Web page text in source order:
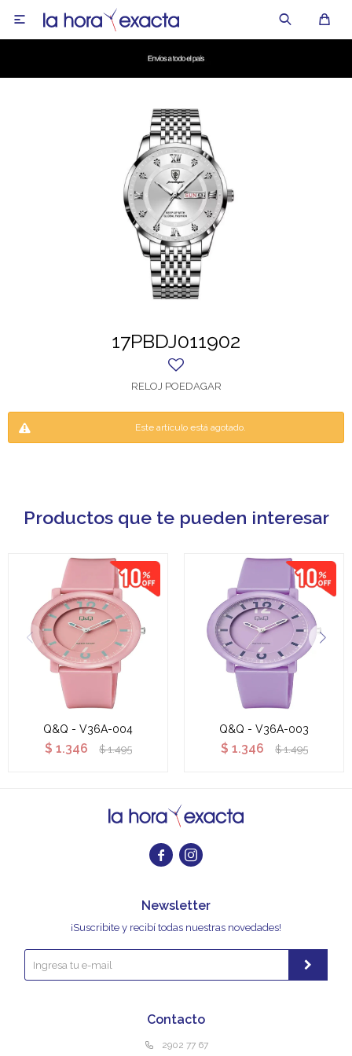

17PBDJ011902
RELOJ POEDAGAR
Este artículo está agotado.
Productos que te pueden interesar
Q&Q - V36A-004
$ 1.346 $ 1.495
Q&Q - V36A-003
$ 1.346 $ 1.495
 
Contacto
2902 77 67
Newsletter
¡Suscribite y recibí todas nuestras novedades!